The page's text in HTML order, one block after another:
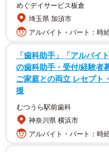
玄関から臨む淡路の海はラムネ色
中島さん＝淡路市富島
娘を追い詰めた言葉
1995年1月17日、中島さん
出掛けていた。神戸市灘区
ん＝当時（47）＝を挟むよ
父不在の中、5時46分、地震
る。高校3年の長女は自力で
めぐデイサービス板倉
埼玉県 加須市
アルバイト・パート：時
「歯科助手」「アルバイ
の歯科助手・受付/経験者
ご家庭との両立 レセプト
援
むつうら駅前歯科
神奈川県 横浜市
アルバイト・パート：時